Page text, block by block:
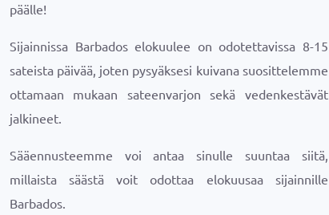
päälle!
Sijainnissa Barbados elokuulee on odotettavissa 8-15
sateista päivää, joten pysyäksesi kuivana suosittelemme
ottamaan mukaan sateenvarjon sekä vedenkestävät
jalkineet.
Sääennusteemme voi antaa sinulle suuntaa siitä,
millaista säästä voit odottaa elokuusaa sijainnille
Barbados.